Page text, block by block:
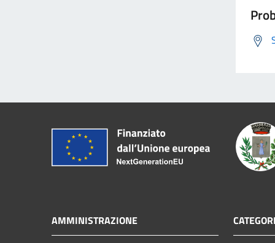
AMMINISTRAZIONE